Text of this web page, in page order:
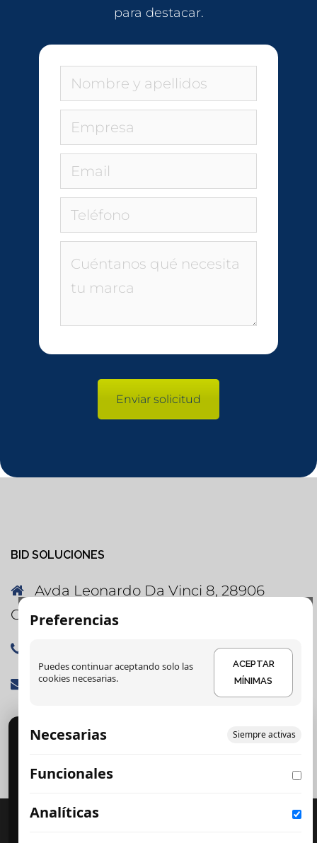
para destacar.
Enviar solicitud
BID SOLUCIONES
Avda Leonardo Da Vinci 8, 28906
Getafe, Madrid
soluciones@bidsoluciones.es
Creado con WordPress
por
Cookies
aceptar, rechazar o configurar.
Preferencias
Puedes continuar aceptando solo las
cookies necesarias.
ACEPTAR
MÍNIMAS
Necesarias Siempre activas
Funcionales
Analíticas